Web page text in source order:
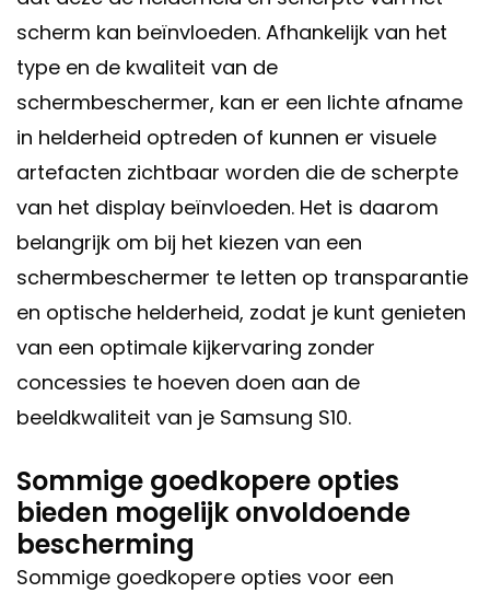
scherm kan beïnvloeden. Afhankelijk van het
type en de kwaliteit van de
schermbeschermer, kan er een lichte afname
in helderheid optreden of kunnen er visuele
artefacten zichtbaar worden die de scherpte
van het display beïnvloeden. Het is daarom
belangrijk om bij het kiezen van een
schermbeschermer te letten op transparantie
en optische helderheid, zodat je kunt genieten
van een optimale kijkervaring zonder
concessies te hoeven doen aan de
beeldkwaliteit van je Samsung S10.
Sommige goedkopere opties
bieden mogelijk onvoldoende
bescherming
Sommige goedkopere opties voor een